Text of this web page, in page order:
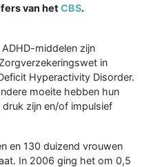
van het CBS.
middelen zijn
in
Hyperactivity Disorder.
moeite hebben hun
zijn en/of impulsief
en 130 duizend vrouwen
In 2006 ging het om 0,5